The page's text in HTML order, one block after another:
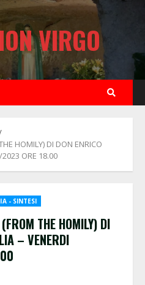
VIRGO
HOMILY) DI DON ENRICO
ORE 18.00
- SINTESI
THE HOMILY) DI
– VENERDI